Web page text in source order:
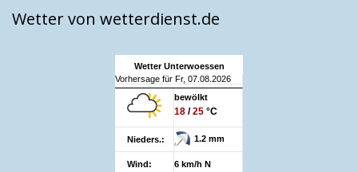
Wetter von wetterdienst.de
Wetter Unterwoessen
Vorhersage für Fr, 07.08.2026
bewölkt
18 /25 °C
Nieders.: 1.2 mm
Wind: 6 km/h N